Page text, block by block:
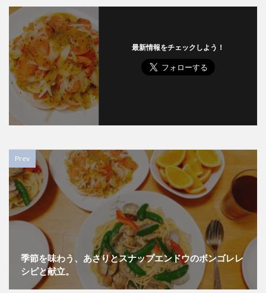
最新情報をチェックしよう！
Prev
季節を味わう、あさりとスナップエンドウのボンゴレレ
シピと献立。